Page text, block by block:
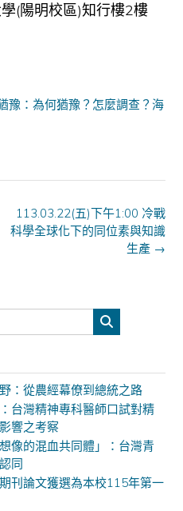
(陽明校區)知行樓2樓
豫：為何猶豫？怎麼調查？海
113.03.22(五)下午1:00 冷戰
科學全球化下的同位素與知識
生產 →
：從農經幕僚到總統之路
台灣精神專科醫師口試對精
響之考察
像的混血共同體」：台灣青
同
刊論文獲選為本校115年第一